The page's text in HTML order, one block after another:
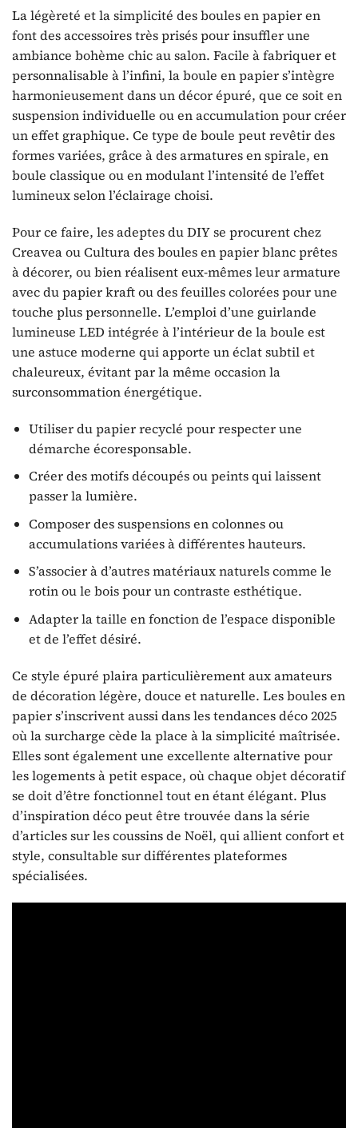
La légèreté et la simplicité des boules en papier en
font des accessoires très prisés pour insuffler une
ambiance bohème chic au salon. Facile à fabriquer et
personnalisable à l’infini, la boule en papier s’intègre
harmonieusement dans un décor épuré, que ce soit en
suspension individuelle ou en accumulation pour créer
un effet graphique. Ce type de boule peut revêtir des
formes variées, grâce à des armatures en spirale, en
boule classique ou en modulant l’intensité de l’effet
lumineux selon l’éclairage choisi.
Pour ce faire, les adeptes du DIY se procurent chez
Creavea ou Cultura des boules en papier blanc prêtes
à décorer, ou bien réalisent eux-mêmes leur armature
avec du papier kraft ou des feuilles colorées pour une
touche plus personnelle. L’emploi d’une guirlande
lumineuse LED intégrée à l’intérieur de la boule est
une astuce moderne qui apporte un éclat subtil et
chaleureux, évitant par la même occasion la
surconsommation énergétique.
Utiliser du papier recyclé pour respecter une
démarche écoresponsable.
Créer des motifs découpés ou peints qui laissent
passer la lumière.
Composer des suspensions en colonnes ou
accumulations variées à différentes hauteurs.
S’associer à d’autres matériaux naturels comme le
rotin ou le bois pour un contraste esthétique.
Adapter la taille en fonction de l’espace disponible
et de l’effet désiré.
Ce style épuré plaira particulièrement aux amateurs
de décoration légère, douce et naturelle. Les boules en
papier s’inscrivent aussi dans les tendances déco 2025
où la surcharge cède la place à la simplicité maîtrisée.
Elles sont également une excellente alternative pour
les logements à petit espace, où chaque objet décoratif
se doit d’être fonctionnel tout en étant élégant. Plus
d’inspiration déco peut être trouvée dans la série
d’articles sur les coussins de Noël, qui allient confort et
style, consultable sur différentes plateformes
spécialisées.